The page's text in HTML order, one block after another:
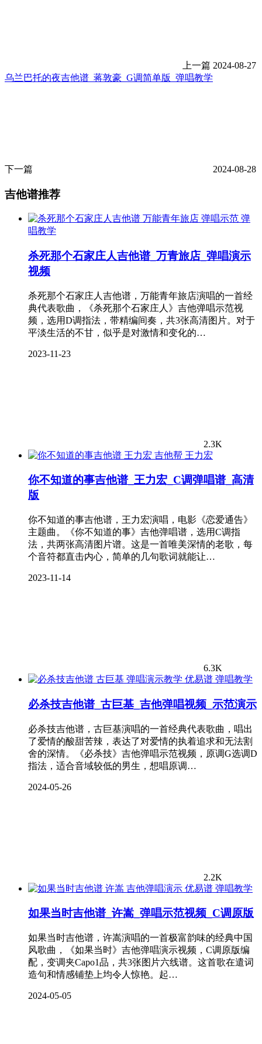
上一篇 2024-08-27
乌兰巴托的夜吉他谱_蒋敦豪_G调简单版_弹唱教学
下一篇 2024-08-28
吉他谱推荐
弹
唱教学
杀死那个石家庄人吉他谱_万青旅店_弹唱演示
视频
杀死那个石家庄人吉他谱，万能青年旅店演唱的一首经
典代表歌曲，《杀死那个石家庄人》吉他弹唱示范视
频，选用D调指法，带精编间奏，共3张高清图片。对于
平淡生活的不甘，似乎是对激情和变化的…
2023-11-23
2.3K
王力宏
你不知道的事吉他谱_王力宏_C调弹唱谱_高清
版
你不知道的事吉他谱，王力宏演唱，电影《恋爱通告》
主题曲。《你不知道的事》吉他弹唱谱，选用C调指
法，共两张高清图片谱。这是一首唯美深情的老歌，每
个音符都直击内心，简单的几句歌词就能让…
2023-11-14
6.3K
弹唱教学
必杀技吉他谱_古巨基_吉他弹唱视频_示范演示
必杀技吉他谱，古巨基演唱的一首经典代表歌曲，唱出
了爱情的酸甜苦辣，表达了对爱情的执着追求和无法割
舍的深情。《必杀技》吉他弹唱示范视频，原调G选调D
指法，适合音域较低的男生，想唱原调…
2024-05-26
2.2K
弹唱教学
如果当时吉他谱_许嵩_弹唱示范视频_C调原版
如果当时吉他谱，许嵩演唱的一首极富韵味的经典中国
风歌曲，《如果当时》吉他弹唱演示视频，C调原版编
配，变调夹Capo1品，共3张图片六线谱。这首歌在遣词
造句和情感铺垫上均令人惊艳。起…
2024-05-05